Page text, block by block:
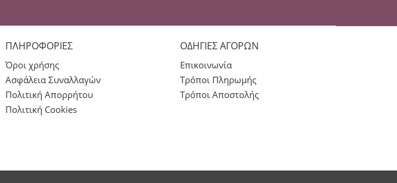
ΠΛΗΡΟΦΟΡΊΕΣ
Όροι χρήσης
Ασφάλεια Συναλλαγών
Πολιτική Απορρήτου
Πολιτική Cookies
ΟΔΗΓΙΕΣ ΑΓΟΡΩΝ
Επικοινωνία
Τρόποι Πληρωμής
Τρόποι Αποστολής